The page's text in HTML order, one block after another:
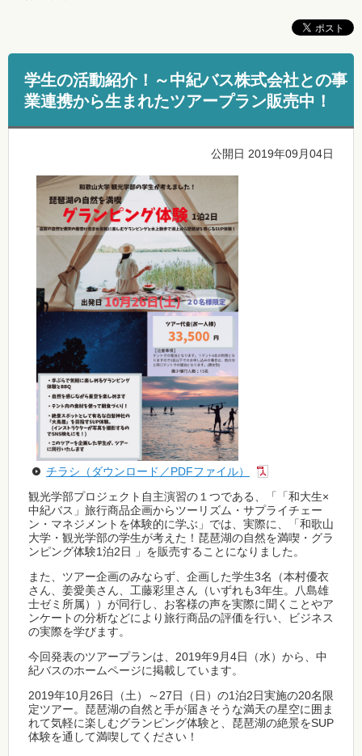
学生の活動紹介！～中紀バス株式会社との事
業連携から生まれたツアープラン販売中！
公開日 2019年09月04日
チラシ（ダウンロード／PDFファイル）
観光学部プロジェクト自主演習の１つである、「「和大生×
中紀バス」旅行商品企画からツーリズム・サプライチェー
ン・マネジメントを体験的に学ぶ」では、実際に、「和歌山
大学・観光学部の学生が考えた！琵琶湖の自然を満喫・グラ
ンピング体験1泊2日 」を販売することになりました。
また、ツアー企画のみならず、企画した学生3名（本村優衣
さん、姜愛美さん、工藤彩里さん（いずれも3年生。八島雄
士ゼミ所属））が同行し、お客様の声を実際に聞くことやア
ンケートの分析などにより旅行商品の評価を行い、ビジネス
の実際を学びます。
今回発表のツアープランは、2019年9月4日（水）から、中
紀バスのホームページに掲載しています。
2019年10月26日（土）～27日（日）の1泊2日実施の20名限
定ツアー。琵琶湖の自然と手が届きそうな満天の星空に囲ま
れて気軽に楽しむグランピング体験と、琵琶湖の絶景をSUP
体験を通して満喫してください！